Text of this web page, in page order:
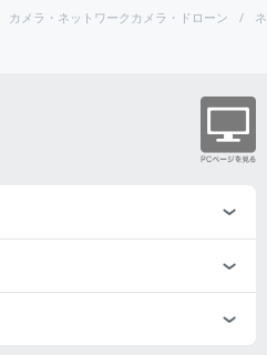
カメラ・ネットワークカメラ・ドローン